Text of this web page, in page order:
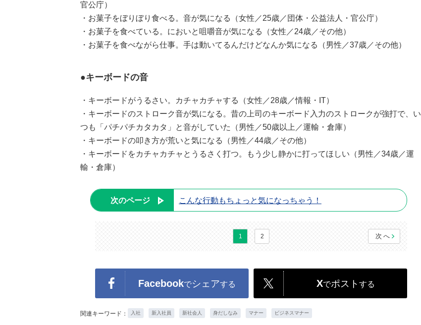
官公庁）
・お菓子をぼりぼり食べる。音が気になる（女性／25歳／団体・公益法人・官公庁）
・お菓子を食べている。においと咀嚼音が気になる（女性／24歳／その他）
・お菓子を食べながら仕事。手は動いてるんだけどなんか気になる（男性／37歳／その他）
●キーボードの音
・キーボードがうるさい。カチャカチャする（女性／28歳／情報・IT）
・キーボードのストローク音が気になる。昔の上司のキーボード入力のストロークが強打で、い
つも「パチパチカタカタ」と音がしていた（男性／50歳以上／運輸・倉庫）
・キーボードの叩き方が荒いと気になる（男性／44歳／その他）
・キーボードをカチャカチャとうるさく打つ。もう少し静かに打ってほしい（男性／34歳／運
輸・倉庫）
次のページ こんな行動もちょっと気になっちゃう！
1 2 次へ
Facebookでシェアする Xでポスト する
関連キーワード： 入社 新入社員 新社会人 身だしなみ マナー ビジネスマナー